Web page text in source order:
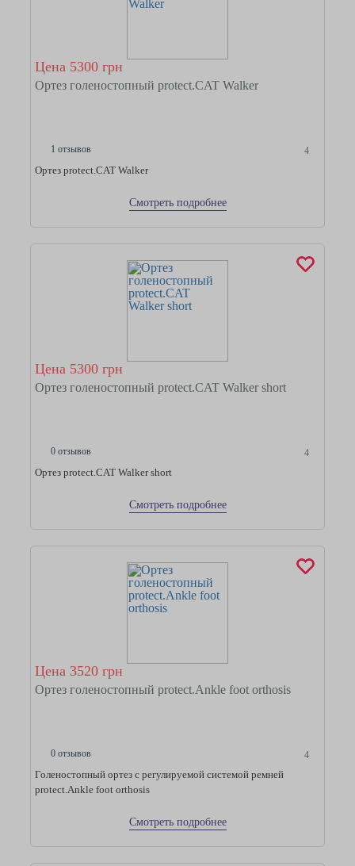
Цена 5300 грн
Ортез голеностопный protect.CAT Walker
1 отзывов 4
Ортез protect.CAT Walker
Смотреть подробнее
Цена 5300 грн
Ортез голеностопный protect.CAT Walker short
0 отзывов 4
Ортез protect.CAT Walker short
Смотреть подробнее
Цена 3520 грн
Ортез голеностопный protect.Ankle foot orthosis
0 отзывов 4
Голеностопный ортез с регулируемой системой ремней
protect.Ankle foot orthosis
Смотреть подробнее